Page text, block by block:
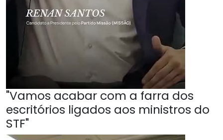
"Vamos acabar com a farra dos
escritórios ligados aos ministros do
STF"